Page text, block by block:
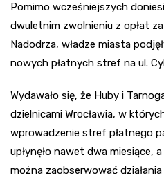
Pomimo wcześniejszych
dwuletnim zwolnieniu z opłat
Nadodrza, władze miasta
nowych płatnych stref na ul.
Wydawało się, że Huby i
dzielnicami Wrocławia, w
wprowadzenie stref płatnego
upłynęło nawet dwa miesiące,
można zaobserwować